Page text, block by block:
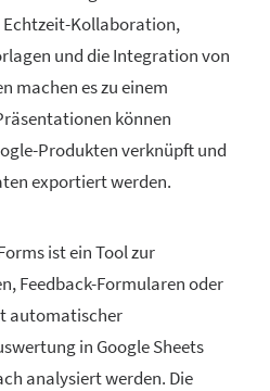
Echtzeit-Kollaboration,
und die Integration von
machen es zu einem
können
Produkten verknüpft und
exportiert werden.
ist ein Tool zur
Feedback-Formularen oder
automatischer
in Google Sheets
analysiert werden. Die